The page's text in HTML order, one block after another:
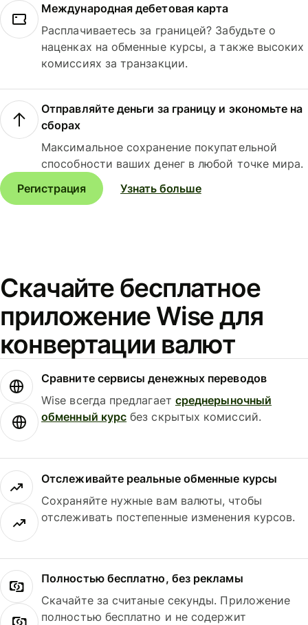
Международная дебетовая карта
Расплачиваетесь за границей? Забудьте о
наценках на обменные курсы, а также высоких
комиссиях за транзакции.
Отправляйте деньги за границу и экономьте на
сборах
Максимальное сохранение покупательной
способности ваших денег в любой точке мира.
Регистрация
Узнать больше
Скачайте бесплатное
приложение Wise для
конвертации валют
Сравните сервисы денежных переводов
Wise всегда предлагает среднерыночный
обменный курс без скрытых комиссий.
Отслеживайте реальные обменные курсы
Сохраняйте нужные вам валюты, чтобы
отслеживать постепенные изменения курсов.
Полностью бесплатно, без рекламы
Скачайте за считаные секунды. Приложение
полностью бесплатно и не содержит